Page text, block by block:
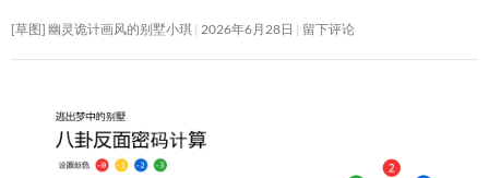
[草图] 幽灵诡计画风的别墅小琪 2026年6月28日 留下评论